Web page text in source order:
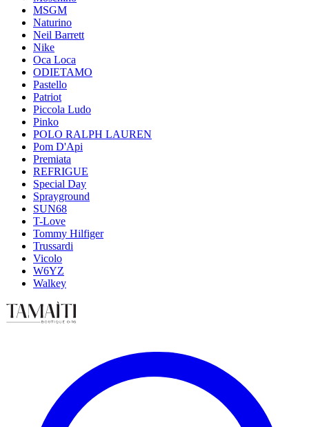
MSGM
Naturino
Neil Barrett
Nike
Oca Loca
ODIETAMO
Pastello
Patriot
Piccola Ludo
Pinko
POLO RALPH LAUREN
Pom D'Api
Premiata
REFRIGUE
Special Day
Sprayground
SUN68
T-Love
Tommy Hilfiger
Trussardi
Vicolo
W6YZ
Walkey